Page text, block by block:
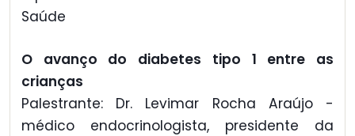
Saúde
O avanço do diabetes tipo 1 entre as
crianças
Palestrante: Dr. Levimar Rocha Araújo -
médico endocrinologista, presidente da